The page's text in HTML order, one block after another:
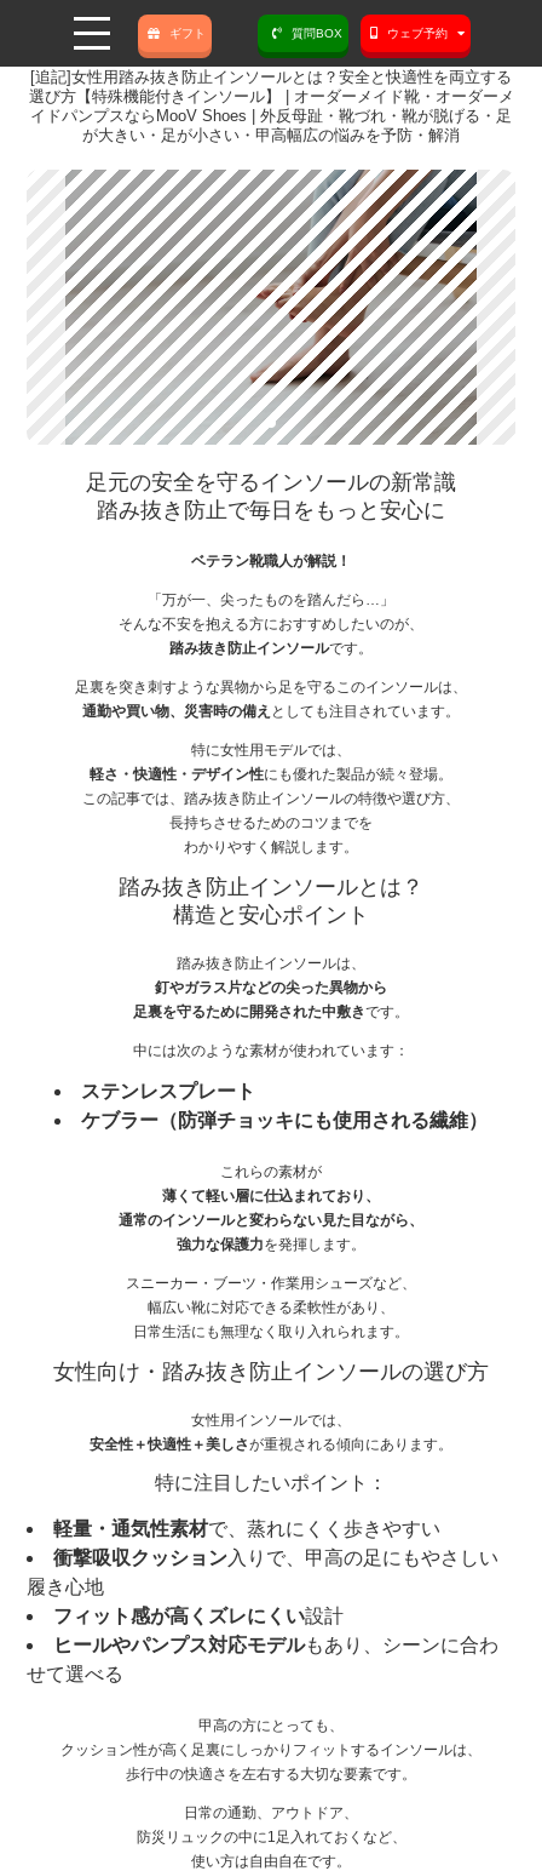
ギフト 質問BOX ウェブ予約
[追記]女性用踏み抜き防止インソールとは？安全と快適性を両立する
選び方【特殊機能付きインソール】 | オーダーメイド靴・オーダーメ
イドパンプスならMooV Shoes | 外反母趾・靴づれ・靴が脱げる・足
が大きい・足が小さい・甲高幅広の悩みを予防・解消
足元の安全を守るインソールの新常識
踏み抜き防止で毎日をもっと安心に
ベテラン靴職人が解説！
「万が一、尖ったものを踏んだら…」
そんな不安を抱える方におすすめしたいのが、
踏み抜き防止インソールです。
足裏を突き刺すような異物から足を守るこのインソールは、
通勤や買い物、災害時の備え としても注目されています。
特に女性用モデルでは、
軽さ・快適性・デザイン性にも優れた製品が続々登場。
この記事では、踏み抜き防止インソールの特徴や選び方、
長持ちさせるためのコツまでを
わかりやすく解説します。
踏み抜き防止インソールとは？
構造と安心ポイント
踏み抜き防止インソールは、
釘やガラス片などの尖った異物から
足裏を守るために開発された中敷きです。
中には次のような素材が使われています：
ステンレスプレート
ケブラー（防弾チョッキにも使用される繊維）
これらの素材が
薄くて軽い層に仕込まれており、
通常のインソールと変わらない見た目ながら、
強力な保護力を発揮します。
スニーカー・ブーツ・作業用シューズなど、
幅広い靴に対応できる柔軟性があり、
日常生活にも無理なく取り入れられます。
女性向け・踏み抜き防止インソールの選び方
女性用インソールでは、
安全性＋快適性＋美しさが重視される傾向にあります。
特に注目したいポイント：
軽量・通気性素材で、蒸れにくく歩きやすい
衝撃吸収クッション入りで、甲高の足にもやさしい
履き心地
フィット感が高くズレにくい設計
ヒールやパンプス対応モデルもあり、シーンに合わ
せて選べる
甲高の方にとっても、
クッション性が高く足裏にしっかりフィットするインソールは、
歩行中の快適さを左右する大切な要素です。
日常の通勤、アウトドア、
防災リュックの中に1足入れておくなど、
使い方は自由自在です。